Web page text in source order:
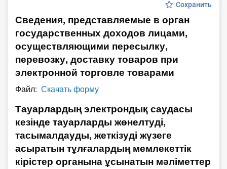
О Системе
Тарифы
бухгалтера
Сохранить
Сведения, представляемые в орган
государственных доходов лицами,
осуществляющими пересылку,
перевозку, доставку товаров при
электронной торговле товарами
Файл: Скачать форму
Тауарлардың электрондық саудасы
кезінде тауарларды жөнелтуді,
тасымалдауды, жеткізуді жүзеге
асыратын тұлғалардың мемлекеттік
кірістер органына ұсынатын мәліметтер